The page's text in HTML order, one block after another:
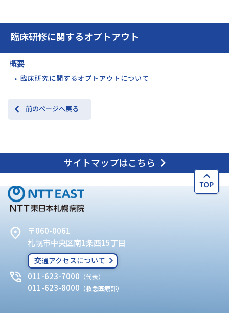
臨床研修に関するオプトアウト
概要
臨床研究に関するオプトアウトについて
前のページへ戻る
サイトマップはこちら
〒060-0061
札幌市中央区南1条西15丁目
交通アクセスについて
011-623-7000 （代表）
011-623-8000 （救急医療部）